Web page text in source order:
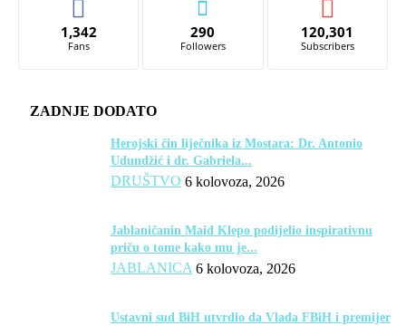
1,342
Fans
290
Followers
120,301
Subscribers
ZADNJE DODATO
Herojski čin liječnika iz Mostara: Dr. Antonio
Udundžić i dr. Gabriela...
DRUŠTVO 6 kolovoza, 2026
Jablaničanin Maid Klepo podijelio inspirativnu
priču o tome kako mu je...
JABLANICA 6 kolovoza, 2026
Ustavni sud BiH utvrdio da Vlada FBiH i premijer